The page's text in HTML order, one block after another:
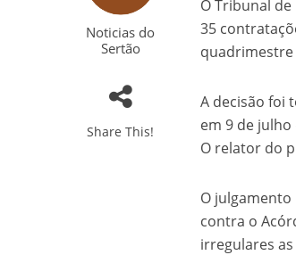
Noticias do
Sertão
Share This!
O Tribunal de
35
quadrimestre
A decisão foi
em 9 de
O relator do
O julgamento
contra o
irregulares